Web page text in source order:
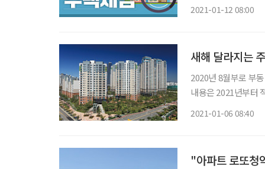
2021-01-12 08:00
새해 달라지는
2020년 8월부로 부
내용은 2021년부터
2021-01-06 08:40
"아파트 로또청